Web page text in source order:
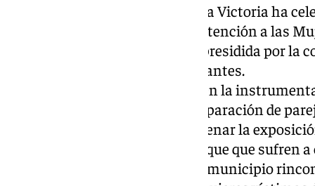
El Ayuntamiento de Rincón de la Victoria ha
Local de Coordinación para la Atención a las
Género y Agresiones Sexuales, presidida por la
Rincón de la Victoria, Olga Cervantes.
Cervantes ha puesto el acento en la
produce en muchos casos de separación de
incidido en la importancia de frenar la
de género para evitar los daños que que sufren
sentido, ha destacado que en el municipio